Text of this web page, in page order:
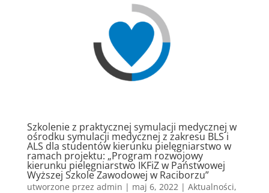
Szkolenie z praktycznej symulacji medycznej w
ośrodku symulacji medycznej z zakresu BLS i
ALS dla studentów kierunku pielęgniarstwo w
ramach projektu: „Program rozwojowy
kierunku pielęgniarstwo IKFiZ w Państwowej
Wyższej Szkole Zawodowej w Raciborzu”
utworzone przez admin | maj 6, 2022 | Aktualności,